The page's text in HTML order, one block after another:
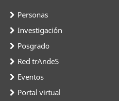
Personas
Investigación
Posgrado
Red trAndeS
Eventos
Portal virtual